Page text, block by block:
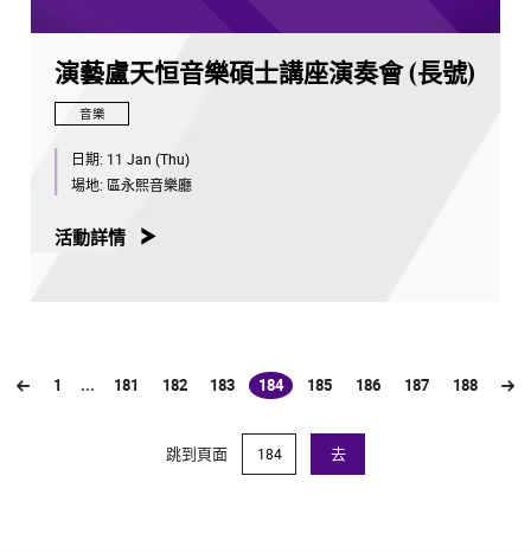
演藝盧天恒音樂碩士講座演奏會 (長號)
音樂
日期: 11 Jan (Thu)
場地: 區永熙音樂廳
活動詳情
1 ... 181 182 183 184
(current)185 186 187 188
跳到頁面 去